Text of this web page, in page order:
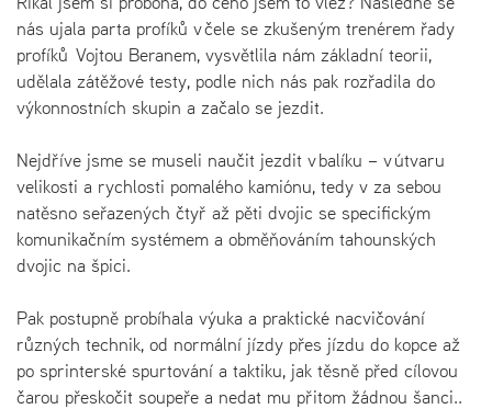
nás ujala parta profíků v čele se zkušeným trenérem řady
profíků Vojtou Beranem, vysvětlila nám základní teorii,
udělala zátěžové testy, podle nich nás pak rozřadila do
výkonnostních skupin a začalo se jezdit.
Nejdříve jsme se museli naučit jezdit v balíku – v útvaru
velikosti a rychlosti pomalého kamiónu, tedy v za sebou
natěsno seřazených čtyř až pěti dvojic se specifickým
komunikačním systémem a obměňováním tahounských
dvojic na špici.
Pak postupně probíhala výuka a praktické nacvičování
různých technik, od normální jízdy přes jízdu do kopce až
po sprinterské spurtování a taktiku, jak těsně před cílovou
čarou přeskočit soupeře a nedat mu přitom žádnou šanci..